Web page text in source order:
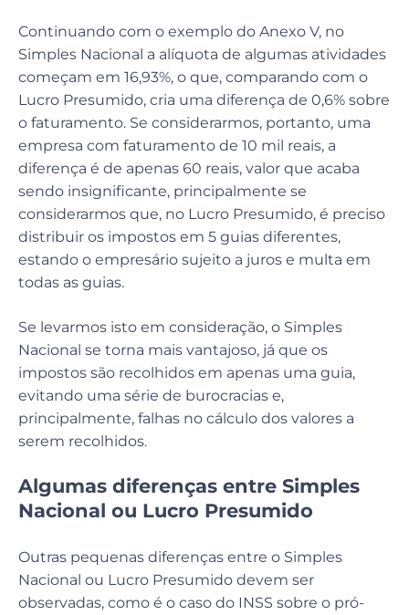
Continuando com o exemplo do Anexo V, no
Simples Nacional a alíquota de algumas atividades
começam em 16,93%, o que, comparando com o
Lucro Presumido, cria uma diferença de 0,6% sobre
o faturamento. Se considerarmos, portanto, uma
empresa com faturamento de 10 mil reais, a
diferença é de apenas 60 reais, valor que acaba
sendo insignificante, principalmente se
considerarmos que, no Lucro Presumido, é preciso
distribuir os impostos em 5 guias diferentes,
estando o empresário sujeito a juros e multa em
todas as guias.
Se levarmos isto em consideração, o Simples
Nacional se torna mais vantajoso, já que os
impostos são recolhidos em apenas uma guia,
evitando uma série de burocracias e,
principalmente, falhas no cálculo dos valores a
serem recolhidos.
Algumas diferenças entre Simples
Nacional ou Lucro Presumido
Outras pequenas diferenças entre o Simples
Nacional ou Lucro Presumido devem ser
observadas, como é o caso do INSS sobre o pró-